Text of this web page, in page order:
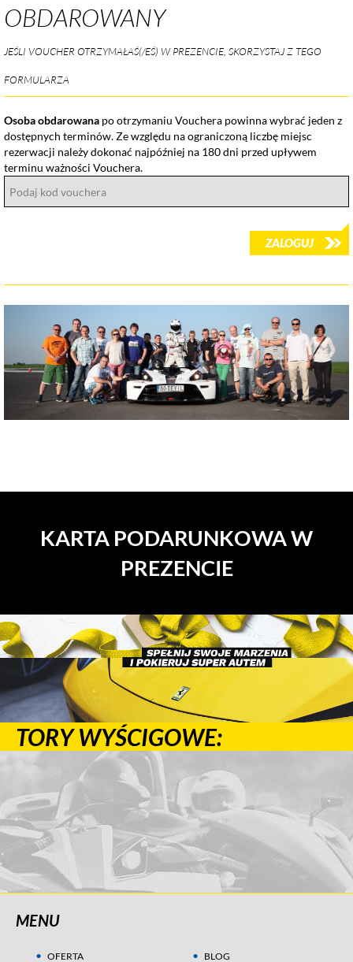
OBDAROWANY
JEŚLI VOUCHER OTRZYMAŁAŚ(/EŚ) W PREZENCIE, SKORZYSTAJ Z TEGO
FORMULARZA
Osoba obdarowana po otrzymaniu Vouchera powinna wybrać jeden z
dostępnych terminów. Ze względu na ograniczoną liczbę miejsc
rezerwacji należy dokonać najpóźniej na 180 dni przed upływem
terminu ważności Vouchera.
ZALOGUJ
KARTA PODARUNKOWA W
PREZENCIE
TORY WYŚCIGOWE:
MENU
OFERTA BLOG